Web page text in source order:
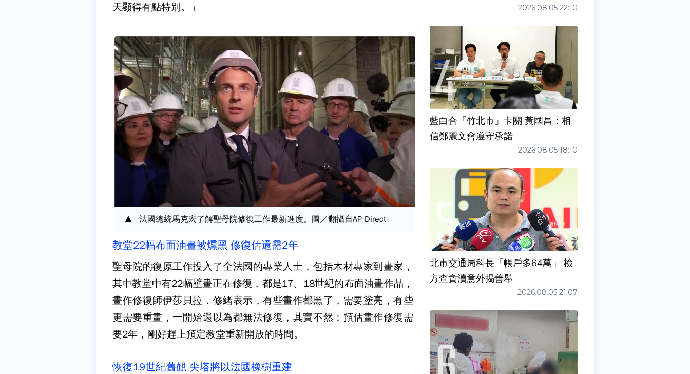
天顯得有點特別。」
法國總統馬克宏了解聖母院修復工作最新進度。圖／翻攝自AP Direct
教堂22幅布面油畫被燻黑 修復估還需2年
聖母院的復原工作投入了全法國的專業人士，包括木材專家到畫家，
其中教堂中有22幅壁畫正在修復，都是17、18世紀的布面油畫作品，
畫作修復師伊莎貝拉．修緒表示，有些畫作都黑了，需要塗亮，有些
更需要重畫，一開始還以為都無法修復，其實不然；預估畫作修復需
要2年，剛好趕上預定教堂重新開放的時間。
恢復19世紀舊觀 尖塔將以法國橡樹重建
2026.08.05 22:10
藍白合「竹北市」卡關 黃國昌：相
信鄭麗文會遵守承諾
2026.08.05 18:10
北市交通局科長「帳戶多64萬」 檢
方查貪瀆意外揭善舉
2026.08.05 21:07